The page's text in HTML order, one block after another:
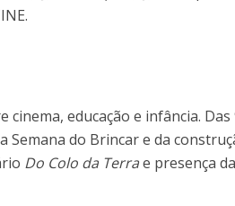
educação e infância. Das
Semana do Brincar e da
Do Colo da Terrae presença da